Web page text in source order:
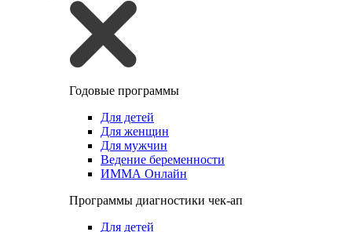
Годовые программы
Для детей
Для женщин
Для мужчин
Ведение беременности
ИММА Онлайн
Программы диагностики чек-ап
Для детей